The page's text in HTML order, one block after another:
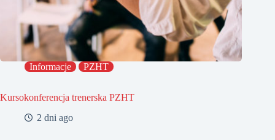
Informacje PZHT
Kursokonferencja trenerska PZHT
2 dni ago